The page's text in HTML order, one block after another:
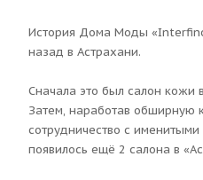
История Дома Моды
назад в Астрахани.
Сначала это был салон кожи
Затем, наработав обширную
сотрудничество с
появилось ещё 2 салона в